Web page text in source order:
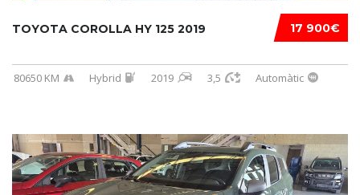
17 900€
TOYOTA COROLLA HY 125 2019
80650 KM Hybrid 2019 3,5 Automàtic